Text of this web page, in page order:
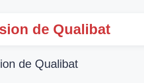
de Qualibat
de Qualibat